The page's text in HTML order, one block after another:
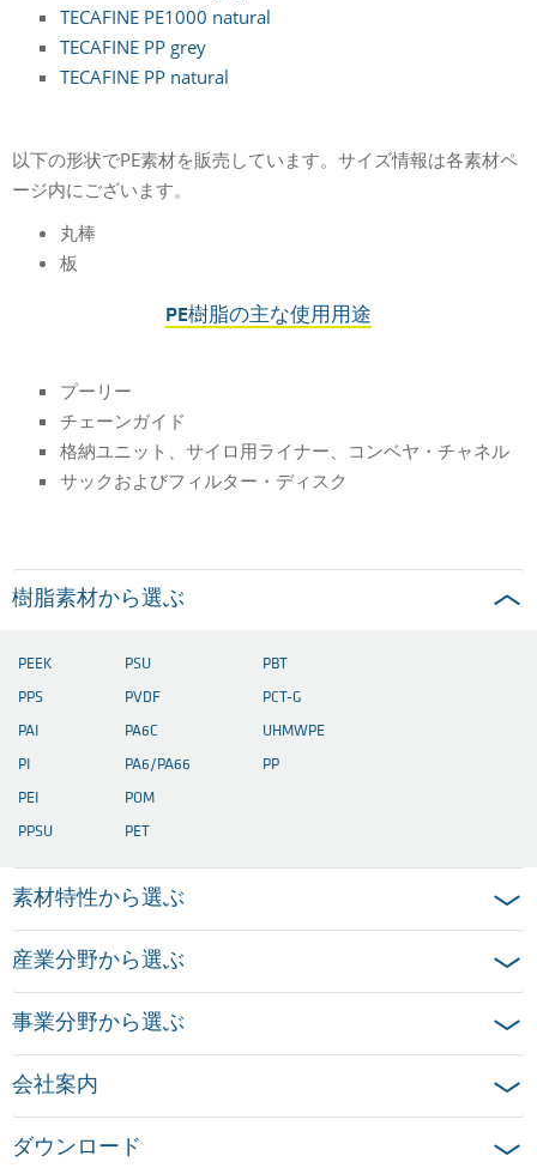
TECAFINE PE1000 natural
TECAFINE PP grey
TECAFINE PP natural
以下の形状でPE素材を販売しています。サイズ情報は各素材ペ
ージ内にございます。
丸棒
板
PE樹脂の主な使用用途
プーリー
チェーンガイド
格納ユニット、サイロ用ライナー、コンベヤ・チャネル
サックおよびフィルター・ディスク
樹脂素材から選ぶ
PEEK
PPS
PAI
PI
PEI
PPSU
PSU
PVDF
PA6C
PA6/PA66
POM
PET
PBT
PCT-G
UHMWPE
PP
素材特性から選ぶ
産業分野から選ぶ
事業分野から選ぶ
会社案内
ダウンロード